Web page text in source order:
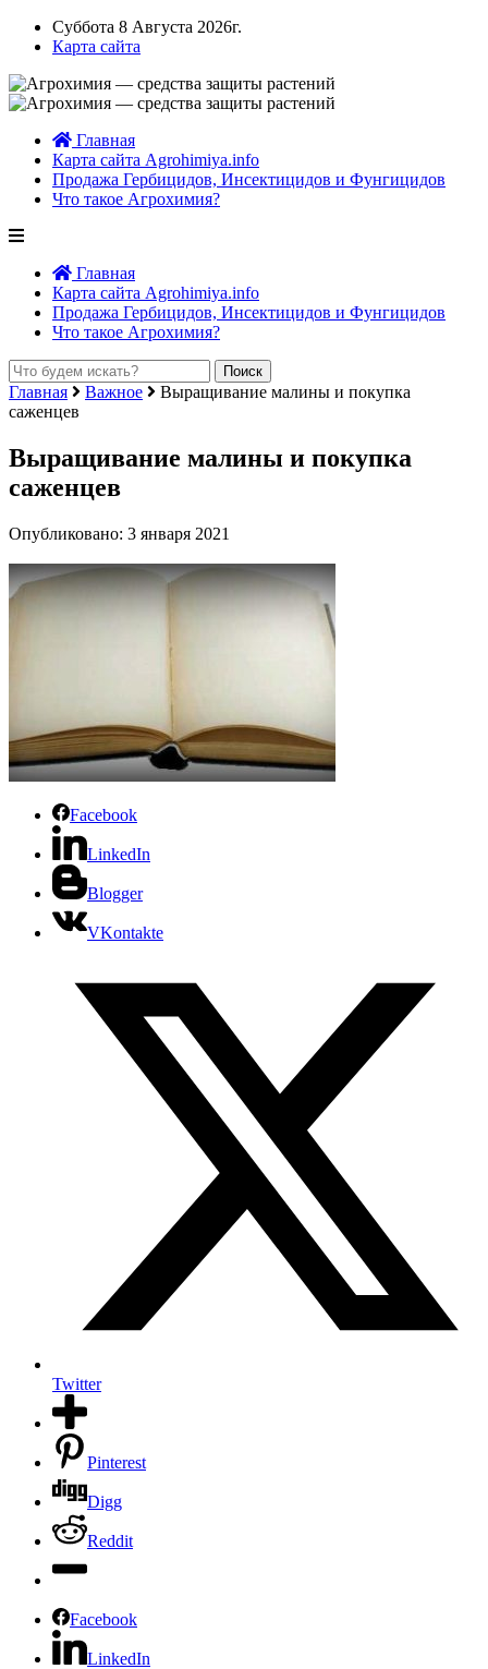
Суббота 8 Августа 2026г.
Карта сайта
Главная
Карта сайта Agrohimiya.info
Продажа Гербицидов, Инсектицидов и Фунгицидов
Что такое Агрохимия?
Главная
Карта сайта Agrohimiya.info
Продажа Гербицидов, Инсектицидов и Фунгицидов
Что такое Агрохимия?
Главная Важное
Выращивание малины и покупка
саженцев
Выращивание малины и покупка
саженцев
Опубликовано: 3 января 2021
Facebook
LinkedIn
Blogger
VKontakte
Twitter
Pinterest
Digg
Reddit
Facebook
LinkedIn